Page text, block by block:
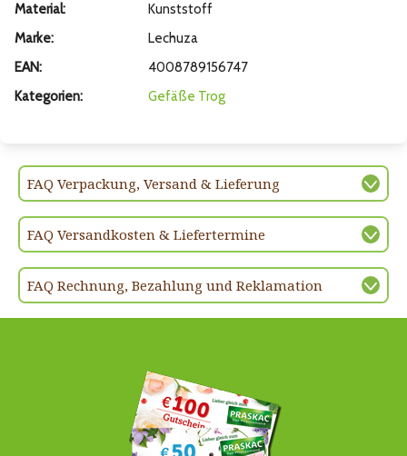
Material:
Kunststoff
Marke:
Lechuza
EAN:
4008789156747
Kategorien:
Gefäße Trog
FAQ Verpackung, Versand & Lieferung
FAQ Versandkosten & Liefertermine
FAQ Rechnung, Bezahlung und Reklamation